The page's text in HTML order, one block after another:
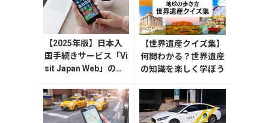
【2025年版】日本入
国手続きサービス「Vi
sit Japan Web」の登
説
【世界遺産クイズ集】
何問わかる？世界遺産
の知識を楽しく学ぼう